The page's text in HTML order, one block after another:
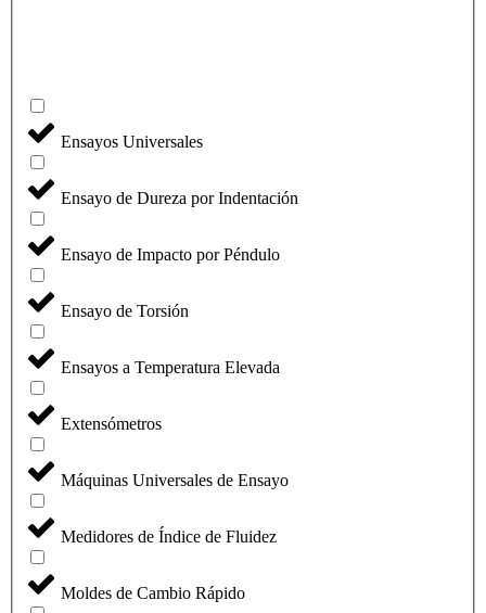
Ensayos Universales
Ensayo de Dureza por Indentación
Ensayo de Impacto por Péndulo
Ensayo de Torsión
Ensayos a Temperatura Elevada
Extensómetros
Máquinas Universales de Ensayo
Medidores de Índice de Fluidez
Moldes de Cambio Rápido